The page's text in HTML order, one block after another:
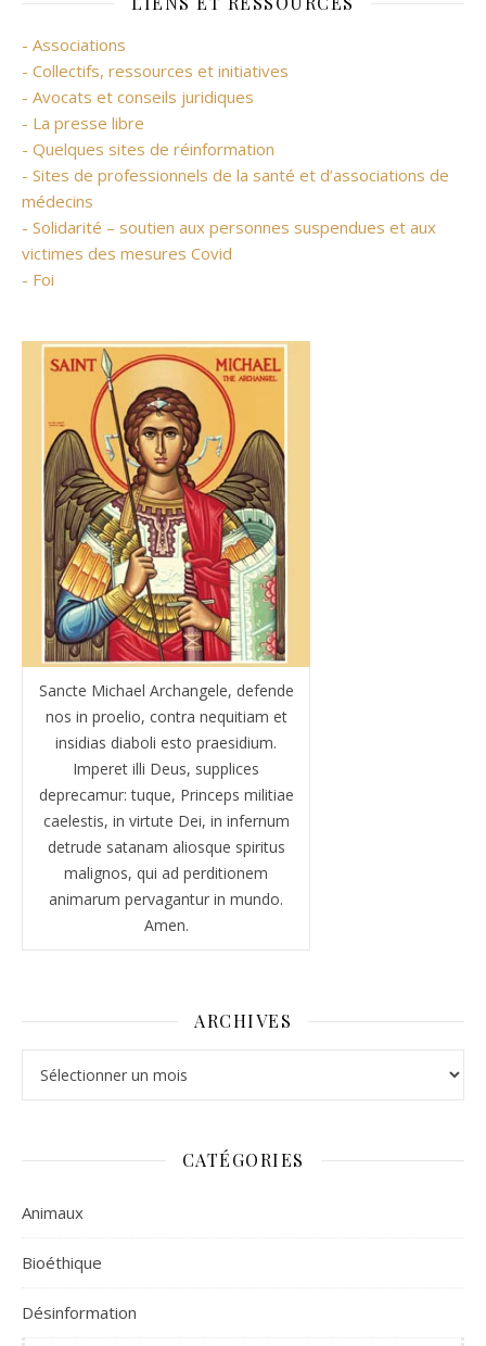
- Associations
- Collectifs, ressources et initiatives
- Avocats et conseils juridiques
- La presse libre
- Quelques sites de réinformation
- Sites de professionnels de la santé et d’associations de
médecins
- Solidarité – soutien aux personnes suspendues et aux
victimes des mesures Covid
- Foi
Sancte Michael Archangele, defende
nos in proelio, contra nequitiam et
insidias diaboli esto praesidium.
Imperet illi Deus, supplices
deprecamur: tuque, Princeps militiae
caelestis, in virtute Dei, in infernum
detrude satanam aliosque spiritus
malignos, qui ad perditionem
animarum pervagantur in mundo.
Amen.
ARCHIVES
CATÉGORIES
Animaux
Bioéthique
Désinformation